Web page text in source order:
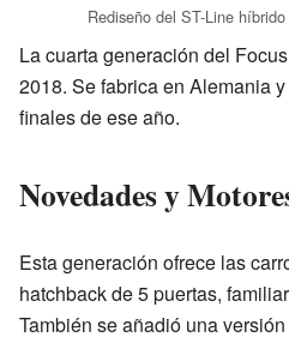
Rediseño del ST-Line
La cuarta generación del
2018. Se fabrica en Alemania
finales de ese año.
Novedades y
Esta generación ofrece las
hatchback de 5 puertas,
También se añadió una